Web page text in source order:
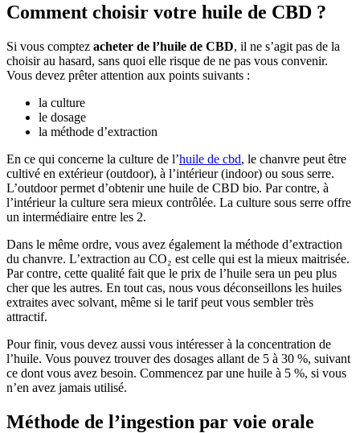
Comment choisir votre huile de CBD ?
Si vous comptez acheter de l’huile de CBD, il ne s’agit pas de la
choisir au hasard, sans quoi elle risque de ne pas vous convenir.
Vous devez prêter attention aux points suivants :
la culture
le dosage
la méthode d’extraction
En ce qui concerne la culture de l’huile de cbd, le chanvre peut être
cultivé en extérieur (outdoor), à l’intérieur (indoor) ou sous serre.
L’outdoor permet d’obtenir une huile de CBD bio. Par contre, à
l’intérieur la culture sera mieux contrôlée. La culture sous serre offre
un intermédiaire entre les 2.
Dans le même ordre, vous avez également la méthode d’extraction
du chanvre. L’extraction au CO₂ est celle qui est la mieux maitrisée.
Par contre, cette qualité fait que le prix de l’huile sera un peu plus
cher que les autres. En tout cas, nous vous déconseillons les huiles
extraites avec solvant, même si le tarif peut vous sembler très
attractif.
Pour finir, vous devez aussi vous intéresser à la concentration de
l’huile. Vous pouvez trouver des dosages allant de 5 à 30 %, suivant
ce dont vous avez besoin. Commencez par une huile à 5 %, si vous
n’en avez jamais utilisé.
Méthode de l’ingestion par voie orale